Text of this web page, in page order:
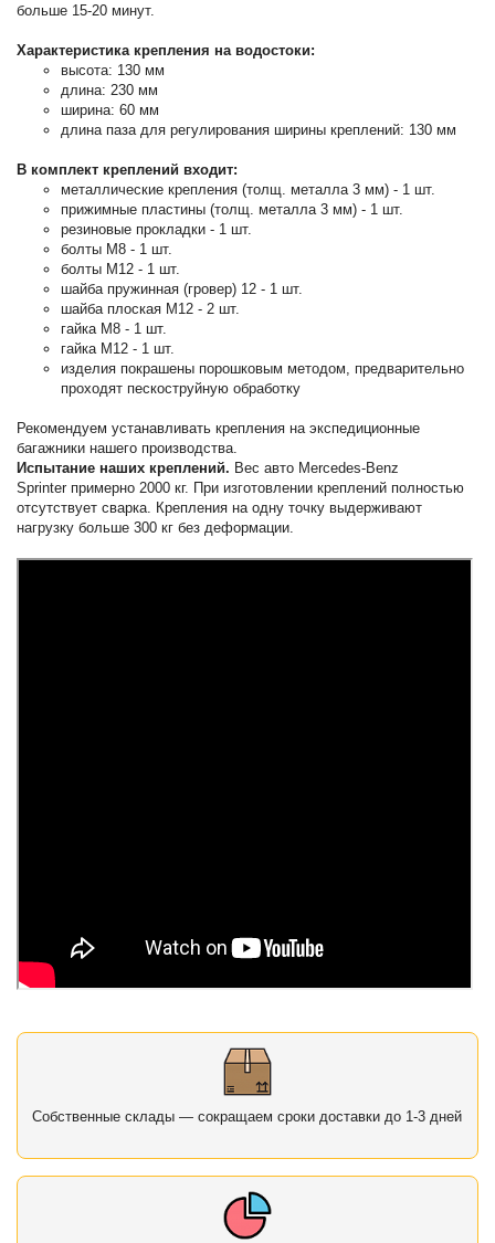
больше 15-20 минут.
Характеристика крепления на водостоки:
высота: 130 мм
длина: 230 мм
ширина: 60 мм
длина паза для регулирования ширины креплений: 130 мм
В комплект креплений входит:
металлические крепления (толщ. металла 3 мм) - 1 шт.
прижимные пластины (толщ. металла 3 мм) - 1 шт.
резиновые прокладки - 1 шт.
болты М8 - 1 шт.
болты М12 - 1 шт.
шайба пружинная (гровер) 12 - 1 шт.
шайба плоская М12 - 2 шт.
гайка М8 - 1 шт.
гайка М12 - 1 шт.
изделия покрашены порошковым методом, предварительно
проходят пескоструйную обработку
Рекомендуем устанавливать крепления на экспедиционные
багажники нашего производства.
Испытание наших креплений. Вес авто Mercedes-Benz
Sprinter примерно 2000 кг. При изготовлении креплений полностью
отсутствует сварка. Крепления на одну точку выдерживают
нагрузку больше 300 кг без деформации.
Собственные склады — сокращаем сроки доставки до 1-3 дней